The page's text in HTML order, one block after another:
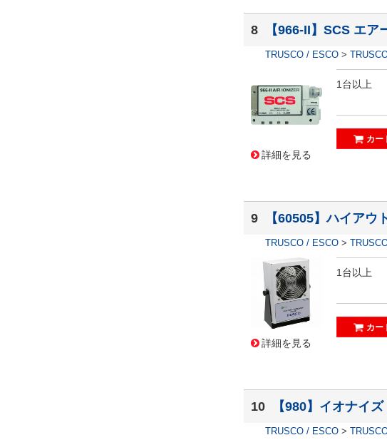
8 【966-II】SCS エ
TRUSCO / ESCO >
詳細を見る
1台以上
9 【60505】ハイア
TRUSCO / ESCO >
詳細を見る
1台以上
10 【980】イオナイ
TRUSCO / ESCO >